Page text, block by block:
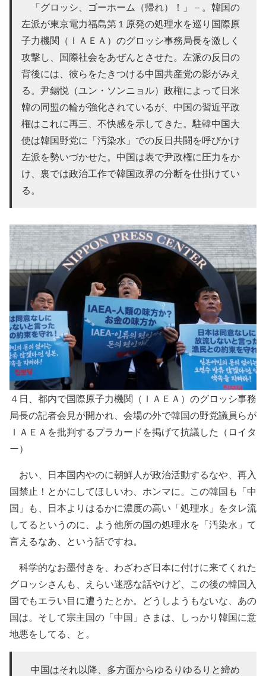
「グロッシ、ゴーホーム（帰れ）！」－。韓国の
左派が東京電力福島第１原発の処理水を巡り国際原
子力機関（ＩＡＥＡ）のグロッシ事務局長を激しく
攻撃し、国際社会をあぜんとさせた。左派の反日の
背後には、彼らをたきつける中国共産党の影がみえ
る。尹錫悦（ユン・ソンニョル）政権によって日米
韓の同盟の輪が強化されているが、中国の習近平政
権はこれに再三、不快感を示してきた。駐韓中国大
使は韓国野党に「汚染水」での反日共闘を呼びかけ
左派を勢いづかせた。中国は表で尹政権に圧力をか
け、裏では政治工作で韓国政界の分断を仕掛けてい
る。
４日、都内で国際原子力機関（ＩＡＥＡ）のグロッシ事務
局長の記者会見が開かれ、会場の外で韓国の野党議員らが
ＩＡＥＡを批判するプラカードを掲げて抗議した（ロイタ
ー）
おい、日本国内やのに朝鮮人が政治活動するなや、再入
国禁止！とかにしてほしいわ、ホンマに。この韓国も「中
国」も、日本よりはるかに濃度の高い「処理水」をタレ流
してるというのに、よう他所の国の処理水を「汚染水」て
言えるなあ、という話ですね。
科学的なお墨付きを、わざわざ日本に付けに来てくれた
グロッシさんも、えらい迷惑な話やけど、この後の韓国入
国でもエラい目に遭うたとか。どうしようもないな、あの
国は。そして宗主国の「中国」さまは、しっかり韓国に意
地悪をしてる、と。
中国はそれ以降、多方面からゆるりゆるりと締め